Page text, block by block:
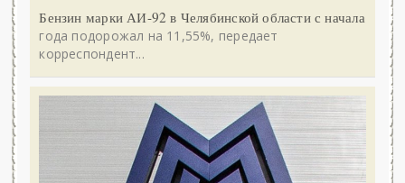
Бензин марки АИ-92 в Челябинской области с начала
года подорожал на 11,55%, передает
корреспондент...